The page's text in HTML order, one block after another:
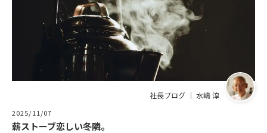
社長ブログ ｜ 水嶋 淳
2025/11/07
薪ストーブ恋しい冬隣。